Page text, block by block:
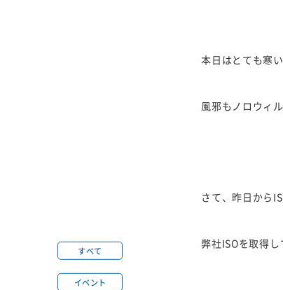
すべて
イベント
本日はとても寒い
風邪もノロウィ
さて、昨日から
弊社ISOを取得